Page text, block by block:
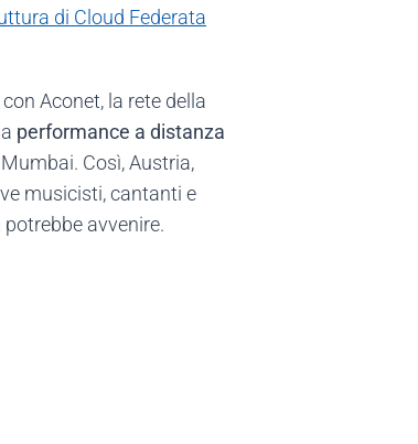
di Cloud Federata
Aconet, la rete della
performance a distanza
Così, Austria,
musicisti, cantanti e
avvenire.